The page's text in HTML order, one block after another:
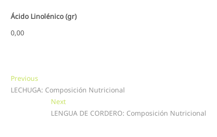
Ácido Linolénico (gr)
0,00
Navegación
de
entradas
Previous
post:
LECHUGA: Composición Nutricional
NextNext
post:
LENGUA DE CORDERO: Composición Nutricional